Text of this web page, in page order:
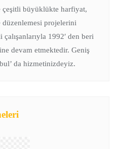
çeşitli büyüklükte harfiyat,
düzenlemesi projelerini
1992′ den beri
devam etmektedir. Geniş
da hizmetinizdeyiz.